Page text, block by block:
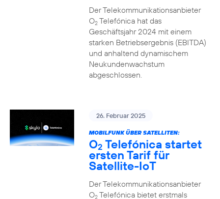
Der Telekommunikationsanbieter
O2Telefónica hat das
Geschäftsjahr 2024 mit einem
starken Betriebsergebnis (EBITDA)
und anhaltend dynamischem
Neukundenwachstum
abgeschlossen.
26. Februar 2025
MOBILFUNK ÜBER SATELLITEN:
O2 Telefónica startet
ersten Tarif für
Satellite-IoT
Der Telekommunikationsanbieter
O2Telefónica bietet erstmals